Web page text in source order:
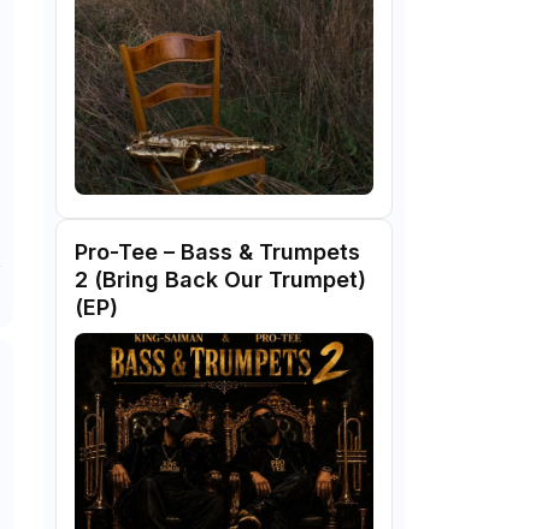
Pro-Tee – Bass & Trumpets
2 (Bring Back Our Trumpet)
(EP)